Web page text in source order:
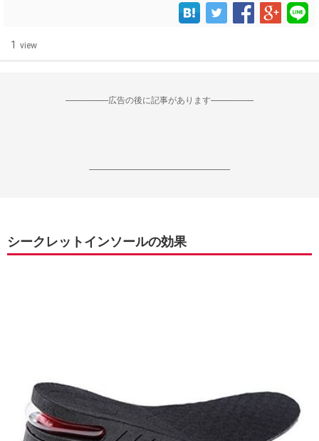
1 view
--------------------広告の後に記事があります--------------------
------------------------------------------------------------------
シークレットインソールの効果